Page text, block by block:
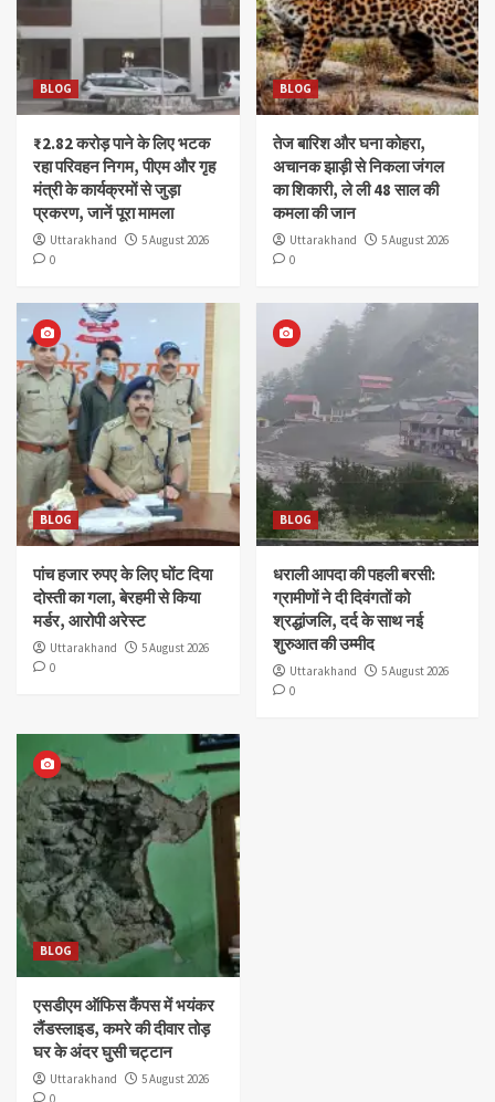
BLOG
₹2.82 करोड़ पाने के लिए भटक
रहा परिवहन निगम, पीएम और गृह
मंत्री के कार्यक्रमों से जुड़ा
प्रकरण, जानें पूरा मामला
Uttarakhand
5 August 2026
0
BLOG
तेज बारिश और घना कोहरा,
अचानक झाड़ी से निकला जंगल
का शिकारी, ले ली 48 साल की
कमला की जान
Uttarakhand
5 August 2026
0
BLOG
पांच हजार रुपए के लिए घोंट दिया
दोस्ती का गला, बेरहमी से किया
मर्डर, आरोपी अरेस्ट
Uttarakhand
5 August 2026
0
BLOG
धराली आपदा की पहली बरसी:
ग्रामीणों ने दी दिवंगतों को
श्रद्धांजलि, दर्द के साथ नई
शुरुआत की उम्मीद
Uttarakhand
5 August 2026
0
BLOG
एसडीएम ऑफिस कैंपस में भयंकर
लैंडस्लाइड, कमरे की दीवार तोड़
घर के अंदर घुसी चट्टान
Uttarakhand
5 August 2026
0